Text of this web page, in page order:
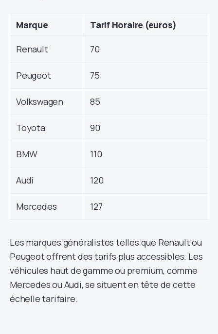
Marque Tarif Horaire (euros)
Renault 70
Peugeot 75
Volkswagen 85
Toyota 90
BMW 110
Audi 120
Mercedes 127
Les marques généralistes telles que Renault ou
Peugeot offrent des tarifs plus accessibles. Les
véhicules haut de gamme ou premium, comme
Mercedes ou Audi, se situent en tête de cette
échelle tarifaire.